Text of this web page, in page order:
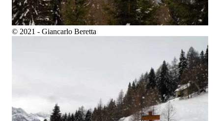
© 2021 - Giancarlo Beretta